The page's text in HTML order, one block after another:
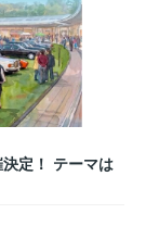
定！ テーマは